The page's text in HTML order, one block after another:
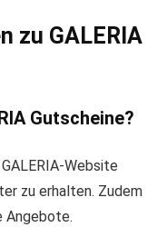
zu GALERIA
Gutscheine?
Website
zu erhalten. Zudem
Angebote.